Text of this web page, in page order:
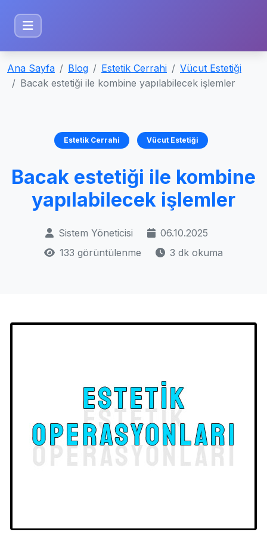
Ana Sayfa Blog Estetik Cerrahi
Vücut Estetiği
Bacak estetiği ile kombine yapılabilecek işlemler
Estetik Cerrahi Vücut Estetiği
Bacak estetiği ile kombine
yapılabilecek işlemler
Sistem Yöneticisi
06.10.2025
133 görüntülenme
3 dk okuma